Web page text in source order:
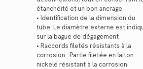
étanchéité et un bon ancrage
• Identification de la dimension du
tube: Le diamètre externe est
sur la bague de dégagement
• Raccords filetés résistants à la
corrosion : Partie filetée en laiton
nickelé résistant à la corrosion